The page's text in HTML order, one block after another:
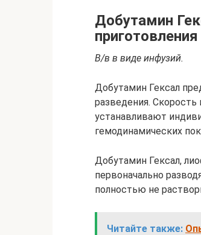
Добутамин
В/в в виде инфузий.
Добутамин Гексал
разведения.
устанавливают
гемодинамических
Добутамин Гексал,
первоначально
полностью не
Читайте также: